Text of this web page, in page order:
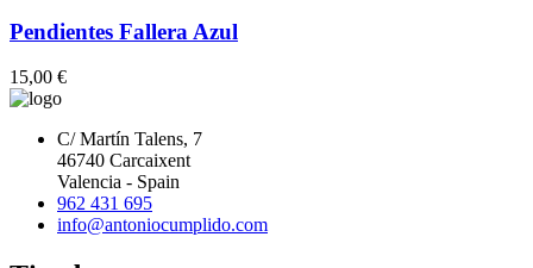
Pendientes Fallera Azul
15,00 €
C/ Martín Talens, 7
46740 Carcaixent
Valencia - Spain
962 431 695
info@antoniocumplido.com